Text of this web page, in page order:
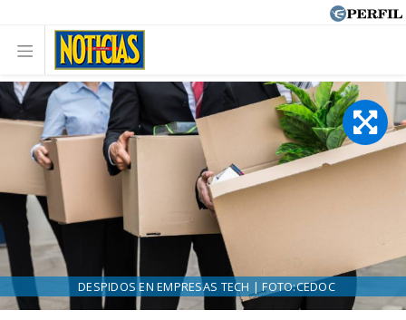
DESPIDOS EN EMPRESAS TECH | FOTO:CEDOC